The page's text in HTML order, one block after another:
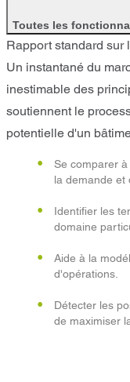
Toutes les
Rapport standard sur
Un instantané du
inestimable des
soutiennent le
potentielle d'un
Se comparer
la demande et
Identifier les
domaine
Aide à la
d'opérations.
Détecter les
de maximiser